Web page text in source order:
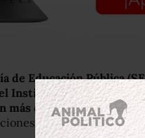
de Educación Pública
Instituto Mexicano de
más casos.De hecho,